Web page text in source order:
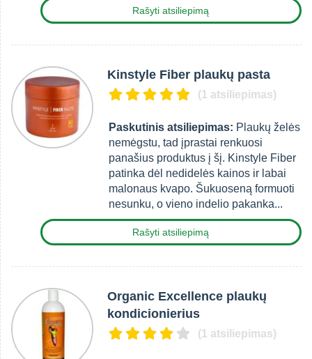
Rašyti atsiliepimą
Kinstyle Fiber plaukų pasta
(1 atsiliepimas)
Paskutinis atsiliepimas: Plaukų želės
nemėgstu, tad įprastai renkuosi
panašius produktus į šį. Kinstyle Fiber
patinka dėl nedidelės kainos ir labai
malonaus kvapo. Šukuoseną formuoti
nesunku, o vieno indelio pakanka...
Rašyti atsiliepimą
Organic Excellence plaukų
kondicionierius
(1 atsiliepimas)